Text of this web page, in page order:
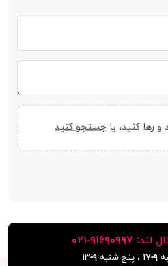
و رها کنید، یا جستجو کنید
لند:٩١۶٩٠٩٩٧-٠٢١
۹-۱۷ ، پنج شنبه۹-١٣